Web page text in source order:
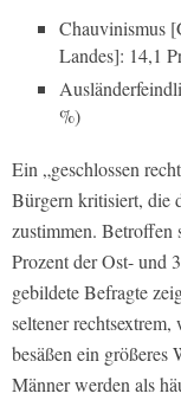
Chauvinismus
Landes]: 14,1
%)
Ein „geschlossen
Bürgern kritisiert, die
zustimmen. Betroffen
Prozent der Ost- und
gebildete Befragte
seltener
besäßen ein größeres
Männer werden als